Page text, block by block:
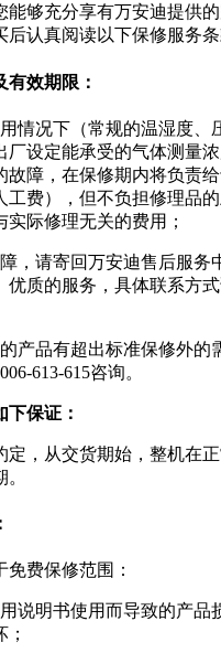
能够充分享有万安迪提供
后认真阅读以下保修服务条
有效期限：
情况下（常规的温湿度、
厂设定能承受的气体测量
故障，在保修期内将负责
工费），但不负担修理品的
际修理无关的费用；
，请寄回万安迪售后服务
优质的服务，具体联系方
产品有超出标准保修外的
613-615咨询。
下保证：
定，从交货期始，整机在
免费保修范围：
说明书使用而导致的产品